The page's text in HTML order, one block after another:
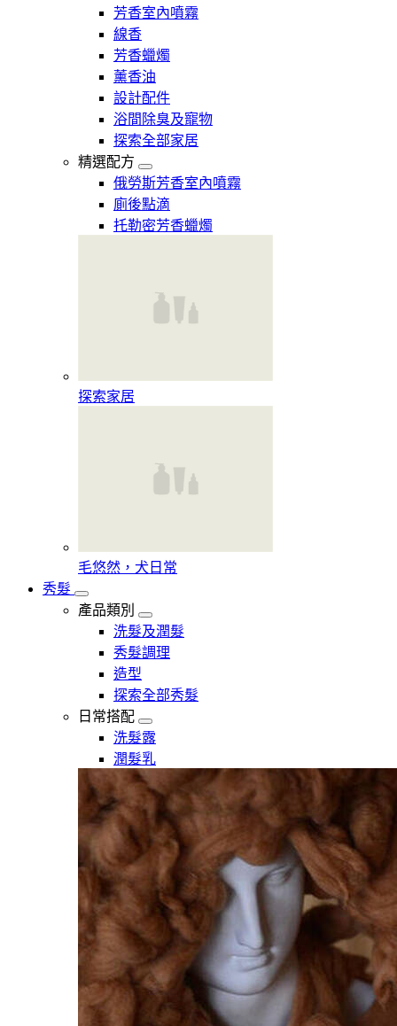
芳香室內噴霧
線香
芳香蠟燭
薰香油
設計配件
浴間除臭及寵物
探索全部家居
精選配方
俄勞斯芳香室內噴霧
廁後點滴
托勒密芳香蠟燭
探索家居
毛悠然，犬日常
秀髮
產品類別
洗髮及潤髮
秀髮調理
造型
探索全部秀髮
日常搭配
洗髮露
潤髮乳